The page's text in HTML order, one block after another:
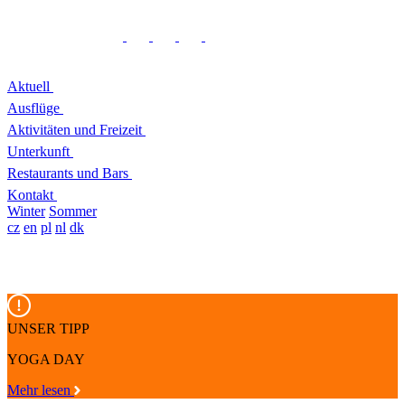
Aktuell
Ausflüge
Aktivitäten und Freizeit
Unterkunft
Restaurants und Bars
Kontakt
Winter Sommer
cz en pl nl dk
UNSER TIPP
YOGA DAY
Mehr lesen